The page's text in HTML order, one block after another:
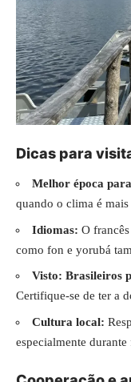
Dicas para
Melhor época
quando o clima é mais
Idiomas: O
como fon e yorubá
Visto: Brasileiros
Certifique-se de ter a
Cultura local:
especialmente